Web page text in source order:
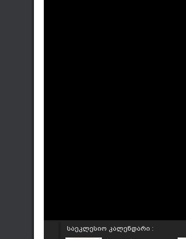
საეკლესიო კალენდარი :